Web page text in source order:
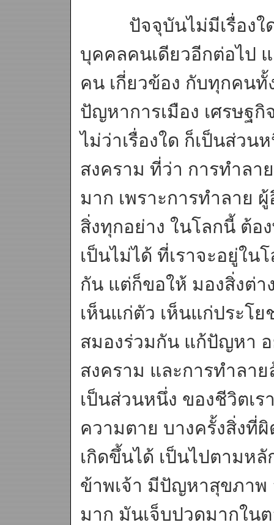
ปัจจุบันไม่มีเรื่องใด
บุคคลคนเดียวอีกต่อไป
คน เกี่ยวข้อง กับทุกคน
ปัญหาการเมือง เศรษฐ
ไม่ว่าเรื่องใด ก็เป็นส่วน
สงคราม ที่ว่า การทำล
มาก เพราะการทำลาย
สิ่งทุกอย่าง ในโลกนี้ ต้
เป็นไม่ได้ ที่เราจะอยู่ใ
กัน แต่ก็ขอให้ มองสิ่งต่า
เห็นแก่ตัว เห็นแก่ประโ
สมองร่วมกัน แก้ปัญหา
สงคราม และการทำลา
เป็นส่วนหนึ่ง ของชีวิตเ
ความตาย บางครั้งสิ่งที่
เกิดขึ้นได้ เป็นไปตามห
ข้าพเจ้า มีปัญหาสุขภาพ
มาก มันเจ็บปวดมากใน